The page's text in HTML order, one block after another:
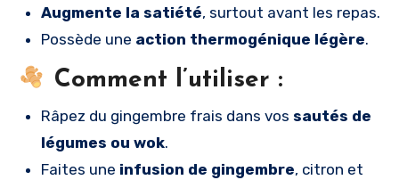
Augmente la satiété, surtout avant les repas.
Possède une action thermogénique légère.
Comment l’utiliser :
Râpez du gingembre frais dans vos sautés de
légumes ou wok.
Faites une infusion de gingembre, citron et